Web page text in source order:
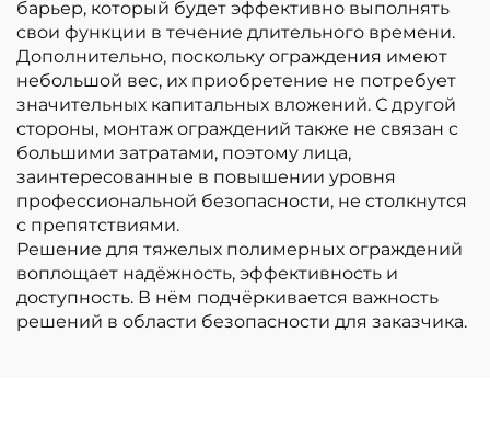
барьер, который будет эффективно выполнять
свои функции в течение длительного времени.
Дополнительно, поскольку ограждения имеют
небольшой вес, их приобретение не потребует
значительных капитальных вложений. С другой
стороны, монтаж ограждений также не связан с
большими затратами, поэтому лица,
заинтересованные в повышении уровня
профессиональной безопасности, не столкнутся
с препятствиями.
Решение для тяжелых полимерных ограждений
воплощает надёжность, эффективность и
доступность. В нём подчёркивается важность
решений в области безопасности для заказчика.